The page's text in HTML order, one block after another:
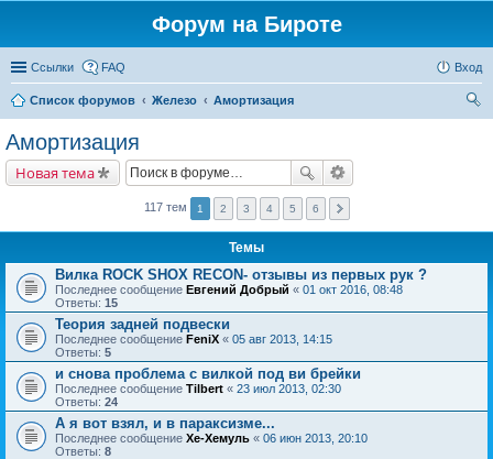
Форум на Бироте
Ссылки FAQ Вход
Список форумов Железо
Амортизация
Амортизация
Новая тема
117 тем 1 2 3 4 5 6
Темы
Вилка ROCK SHOX RECON- отзывы из первых рук ?
Последнее сообщение Евгений Добрый « 01 окт 2016, 08:48
Ответы: 15
Теория задней подвески
Последнее сообщение FeniX « 05 авг 2013, 14:15
Ответы: 5
и снова проблема с вилкой под ви брейки
Последнее сообщение Tilbert « 23 июл 2013, 02:30
Ответы: 24
А я вот взял, и в параксизме...
Последнее сообщение Хе-Хемуль « 06 июн 2013, 20:10
Ответы: 8